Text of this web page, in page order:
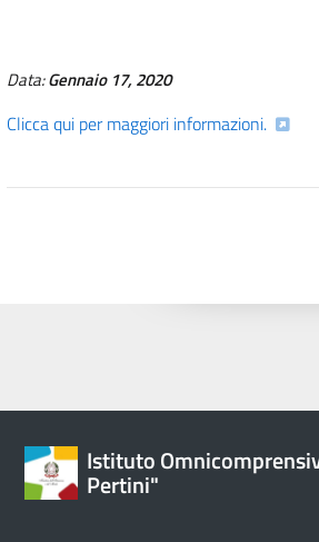
Data:Gennaio 17, 2020
Clicca qui per maggiori informazioni.
Istituto
Pertini"